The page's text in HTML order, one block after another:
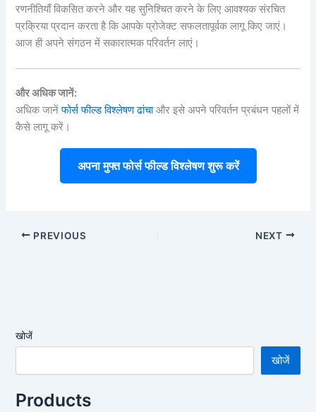
रणनीतियाँ विकसित करने और यह सुनिश्चित करने के लिए आवश्यक संरचित
प्रक्रिया प्रदान करता है कि आपके प्रोजेक्ट सफलतापूर्वक लागू किए जाएं।
आज ही अपने संगठन में सकारात्मक परिवर्तन लाएं।
और अधिक जानें:
अधिक जानेंफोर्स फील्ड विश्लेषण ढांचाऔर इसे अपने परिवर्तन प्रबंधन पहलों में
कैसे लागू करें।
अपना मुफ्त फोर्स फील्ड विश्लेषण शुरू करें
PREVIOUS NEXT
खोजें
खोजें
Products